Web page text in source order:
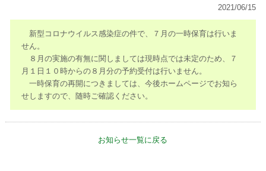
2021/06/15
新型コロナウイルス感染症の件で、７月の一時保育は行いま
せん。
８月の実施の有無に関しましては現時点では未定のため、７
月１日１０時からの８月分の予約受付は行いません。
一時保育の再開につきましては、今後ホームページでお知ら
せしますので、随時ご確認ください。
お知らせ一覧に戻る